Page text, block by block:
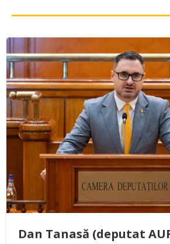
Dan Tanasă (deputat